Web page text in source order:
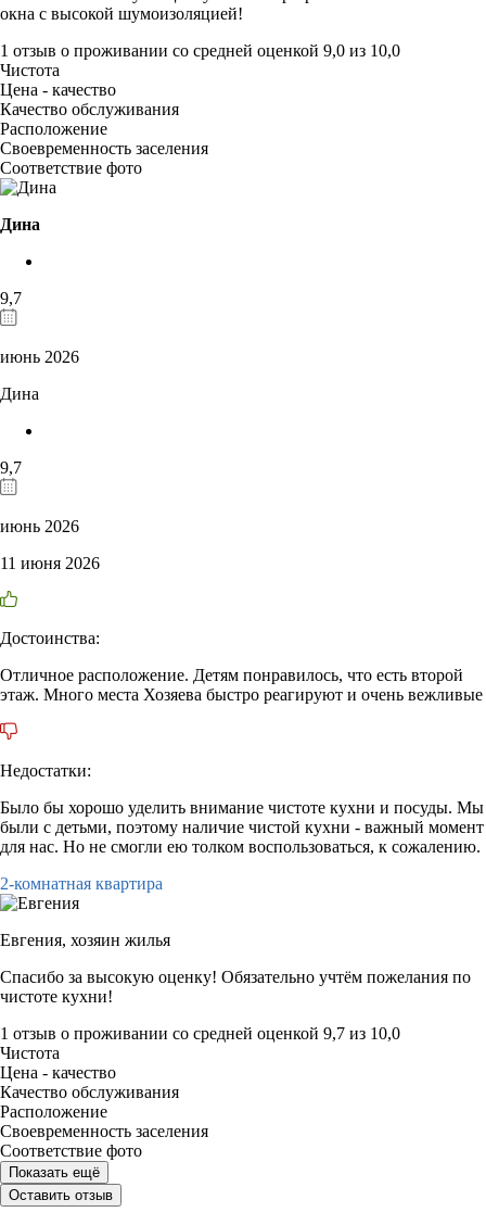
окна с высокой шумоизоляцией!
1 отзыв о проживании со средней оценкой 9,0 из 10,0
Чистота
Цена - качество
Качество обслуживания
Расположение
Своевременность заселения
Соответствие фото
Дина
9,7
июнь 2026
Дина
9,7
июнь 2026
11 июня 2026
Достоинства:
Отличное расположение. Детям понравилось, что есть второй
этаж. Много места Хозяева быстро реагируют и очень вежливые
Недостатки:
Было бы хорошо уделить внимание чистоте кухни и посуды. Мы
были с детьми, поэтому наличие чистой кухни - важный момент
для нас. Но не смогли ею толком воспользоваться, к сожалению.
2-комнатная квартира
Евгения, хозяин жилья
Спасибо за высокую оценку! Обязательно учтём пожелания по
чистоте кухни!
1 отзыв о проживании со средней оценкой 9,7 из 10,0
Чистота
Цена - качество
Качество обслуживания
Расположение
Своевременность заселения
Соответствие фото
Показать ещё
Оставить отзыв